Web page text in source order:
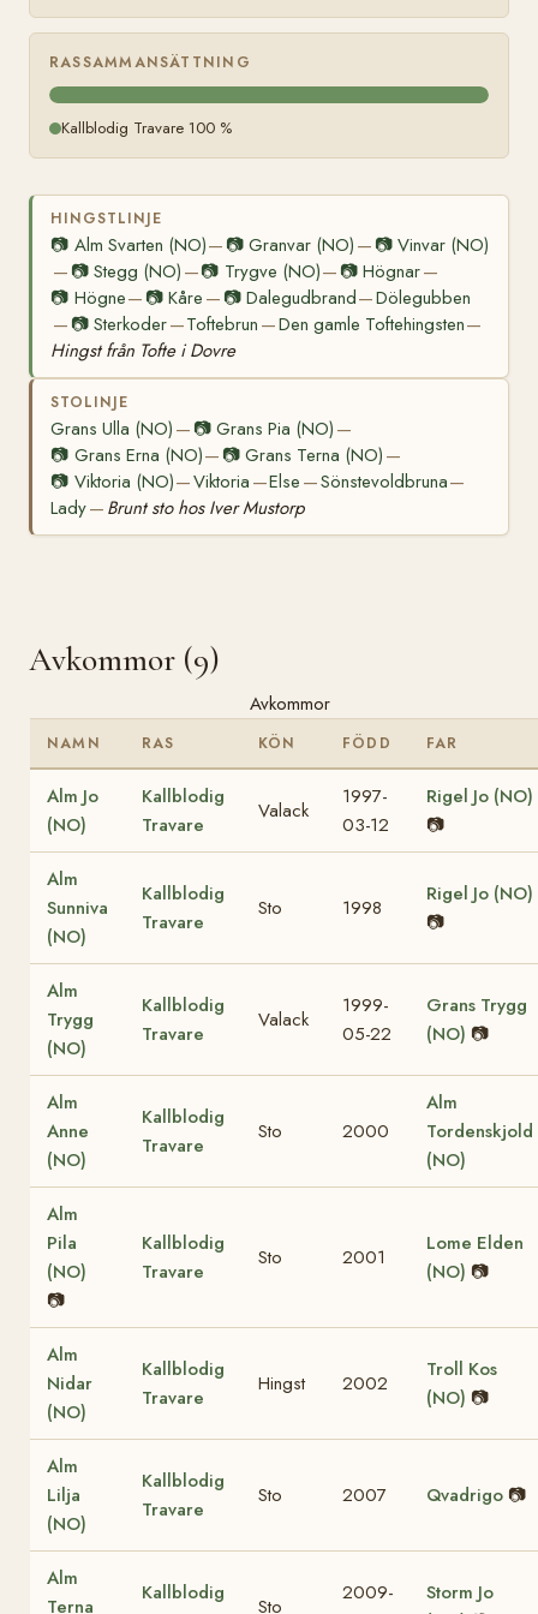
RASSAMMANSÄTTNING
Kallblodig Travare 100 %
HINGSTLINJE
📷 Alm Svarten (NO)— 📷Granvar (NO) — 📷 Vinvar (NO)
— 📷Stegg (NO) —📷 Trygve (NO)— 📷Högnar—
📷 Högne— 📷Kåre — 📷 Dalegudbrand—Dölegubben
— 📷Sterkoder—Toftebrun —Den gamle Toftehingsten—
Hingst från Tofte i Dovre
STOLINJE
Grans Ulla (NO) — 📷Grans Pia (NO) —
📷 Grans Erna (NO)— 📷Grans Terna (NO) —
📷 Viktoria (NO)—Viktoria —Else —Sönstevoldbruna—
Lady— Brunt sto hos Iver Mustorp
Avkommor (9)
Avkommor
NAMN RAS KÖN FÖDD FAR
Alm Jo
(NO)
Kallblodig
Travare
Valack
1997-
03-12
Rigel Jo (NO)
📷
Alm
Sunniva
(NO)
Kallblodig
Travare
Sto 1998
Rigel Jo (NO)
📷
Alm
Trygg
(NO)
Kallblodig
Travare
Valack
1999-
05-22
Grans Trygg
(NO) 📷
Alm
Anne
(NO)
Kallblodig
Travare
Sto 2000
Alm
Tordenskjold
(NO)
Alm
Pila
(NO)
📷
Kallblodig
Travare
Sto 2001
Lome Elden
(NO) 📷
Alm
Nidar
(NO)
Kallblodig
Travare
Hingst 2002
Troll Kos
(NO) 📷
Alm
Lilja
(NO)
Kallblodig
Travare
Sto 2007 Qvadrigo 📷
Alm
Terna
Kallblodig
Sto
2009-
Storm Jo